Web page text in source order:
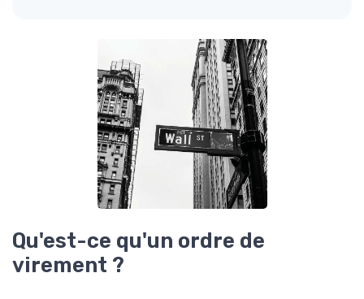
Qu'est-ce qu'un ordre de
virement ?